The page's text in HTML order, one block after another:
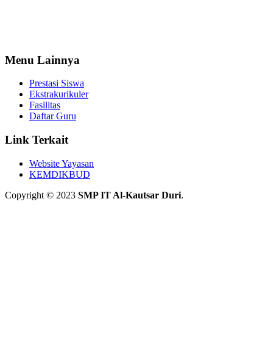
Menu Lainnya
Prestasi Siswa
Ekstrakurikuler
Fasilitas
Daftar Guru
Link Terkait
Website Yayasan
KEMDIKBUD
Copyright © 2023 SMP IT Al-Kautsar Duri.